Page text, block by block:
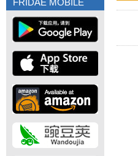
FRIDAE MOBILE